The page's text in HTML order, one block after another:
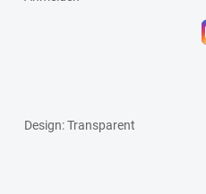
Design: Transparent